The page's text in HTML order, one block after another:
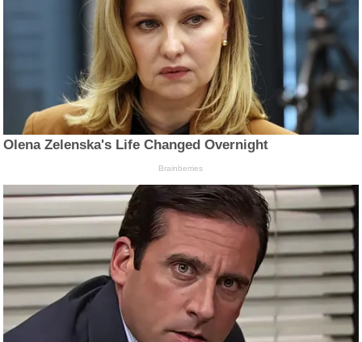
Olena Zelenska's Life Changed Overnight
Brainberries